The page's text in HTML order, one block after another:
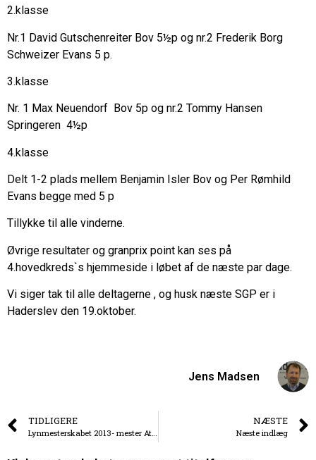
2.klasse
Nr.1 David Gutschenreiter Bov 5½p og nr.2 Frederik Borg
Schweizer Evans 5 p.
3.klasse
Nr. 1 Max Neuendorf Bov 5p og nr.2 Tommy Hansen
Springeren 4½p
4.klasse
Delt 1-2 plads mellem Benjamin Isler Bov og Per Rømhild
Evans begge med 5 p
Tillykke til alle vinderne.
Øvrige resultater og granprix point kan ses på
4.hovedkreds`s hjemmeside i løbet af de næste par dage.
Vi siger tak til alle deltagerne , og husk næste SGP er i
Haderslev den 19.oktober.
Jens Madsen
TIDLIGERE
Lynmesterskabet 2013- mester Attila Gergacz
NÆSTE
Næste indlæg